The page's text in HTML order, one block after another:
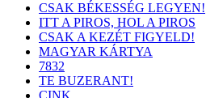
CSAK BÉKESSÉG LEGYEN!
ITT A PIROS, HOL A PIROS
CSAK A KEZÉT FIGYELD!
MAGYAR KÁRTYA
7832
TE BUZERANT!
CINK